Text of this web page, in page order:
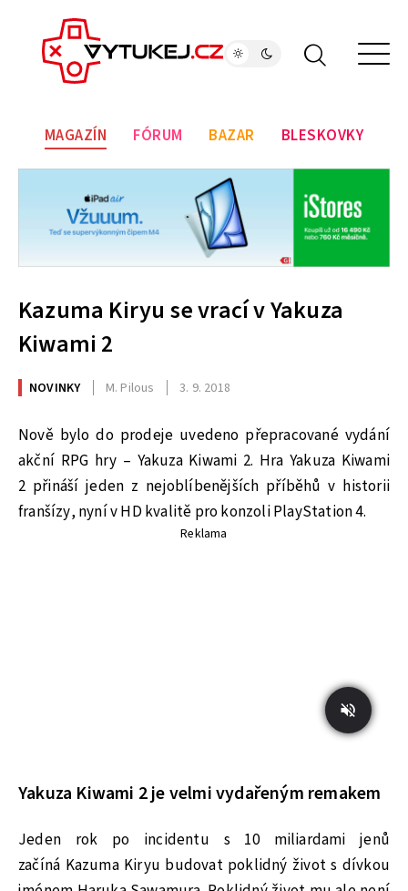
MAGAZÍN FÓRUM BAZAR BLESKOVKY
Kazuma Kiryu se vrací v Yakuza
Kiwami 2
NOVINKY M. Pilous 3. 9. 2018
Nově bylo do prodeje uvedeno přepracované vydání
akční RPG hry – Yakuza Kiwami 2. Hra Yakuza Kiwami
2 přináší jeden z nejoblíbenějších příběhů v historii
franšízy, nyní v HD kvalitě pro konzoli PlayStation 4.
Reklama
Yakuza Kiwami 2 je velmi vydařeným remakem
Jeden rok po incidentu s 10 miliardami jenů
začíná Kazuma Kiryu budovat poklidný život s dívkou